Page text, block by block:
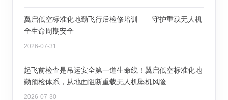
翼启低空标准化地勤飞行后检修培训——守护重载无人机
全生命周期安全
2026-07-31
起飞前检查是吊运安全第一道生命线！翼启低空标准化地
勤预检体系，从地面阻断重载无人机坠机风险
2026-07-30